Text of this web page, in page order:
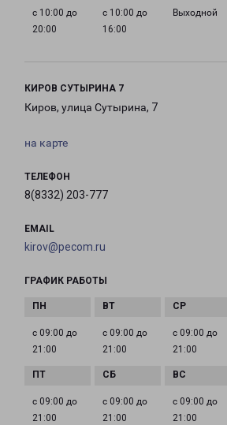
с 10:00 до
20:00
с 10:00 до
16:00
Выходной
КИРОВ СУТЫРИНА 7
Киров, улица Сутырина, 7
на карте
ТЕЛЕФОН
8(8332) 203-777
EMAIL
kirov@pecom.ru
ГРАФИК РАБОТЫ
с 09:00 до
21:00
с 09:00 до
21:00
с 09:00 до
21:00
с 09:00 до
21:00
с 09:00 до
21:00
с 09:00 до
21:00